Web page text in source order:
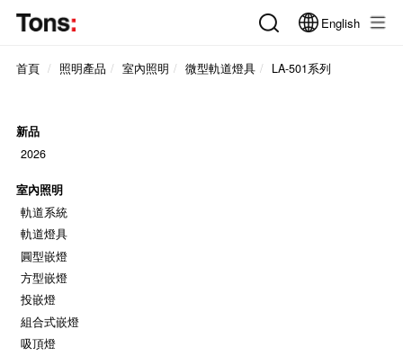
English
首頁 照明產品 室內照明 微型軌道燈具 LA-501系列
新品
2026
室內照明
軌道系統
軌道燈具
圓型嵌燈
方型嵌燈
投嵌燈
組合式嵌燈
吸頂燈